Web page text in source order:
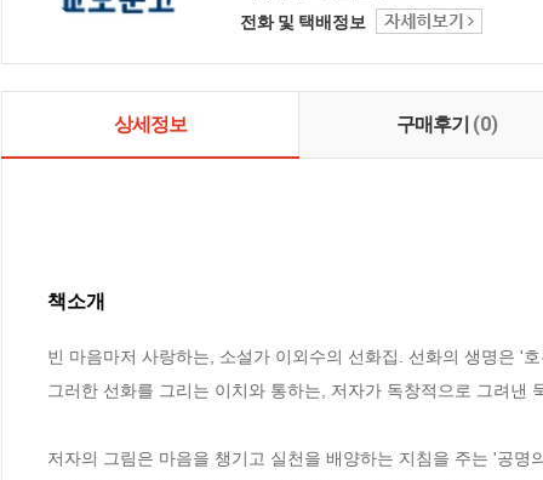
전화 및 택배정보
상세정보 구매후기 (0)
책소개
빈 마음마저 사랑하는, 소설가 이외수의 선화집. 선화의 생명은 '
그러한 선화를 그리는 이치와 통하는, 저자가 독창적으로 그려
저자의 그림은 마음을 챙기고 실천을 배양하는 지침을 주는 '공